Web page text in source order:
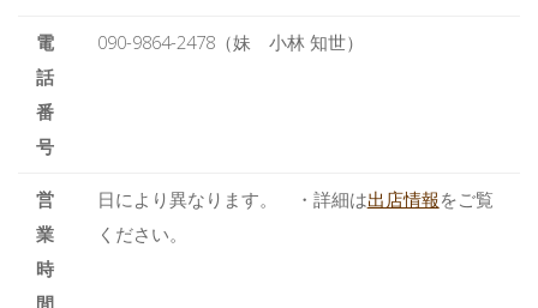
電
話
番
号
090-9864-2478（妹 小林 知世）
営
業
時
日により異なります。 ・詳細は出店情報をご覧
ください。